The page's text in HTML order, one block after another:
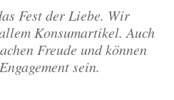
Fest der Liebe. Wir
Konsumartikel. Auch
Freude und können
sein.